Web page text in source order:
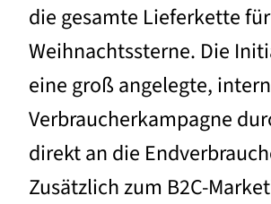
die gesamte Lieferkette für
Weihnachtssterne. Die
eine groß angelegte,
Verbraucherkampagne
direkt an die
Zusätzlich zum B2C-